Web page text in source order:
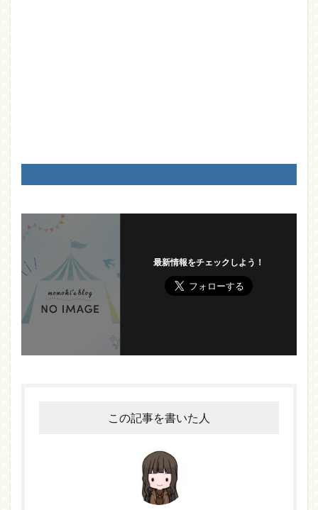
最新情報をチェックしよう！
この記事を書いた人